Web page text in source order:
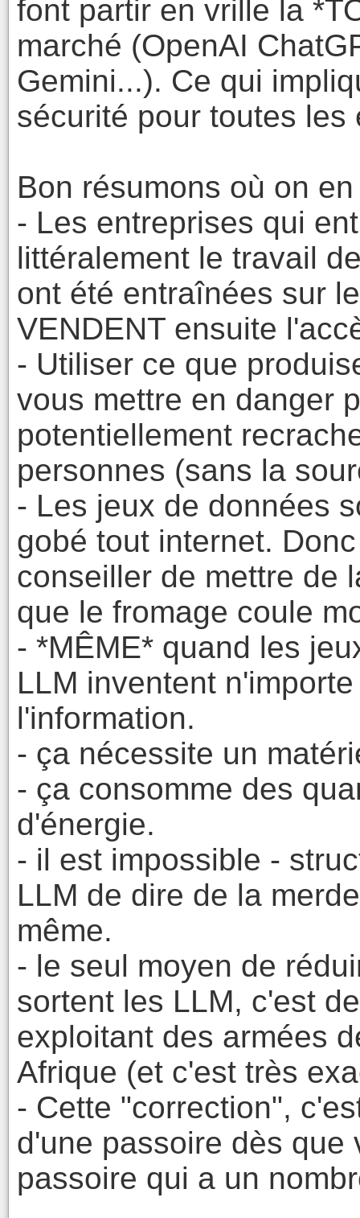
font partir en vrille la
marché (OpenAI
Gemini...). Ce qui
sécurité pour toutes
Bon résumons où on
- Les entreprises qui
littéralement le travail
ont été entraînées sur
VENDENT ensuite
- Utiliser ce que
vous mettre en danger
potentiellement
personnes (sans la
- Les jeux de données
gobé tout internet.
conseiller de mettre de
que le fromage coule
- *MÊME* quand les
LLM inventent
l'information.
- ça nécessite un
- ça consomme des
d'énergie.
- il est impossible -
LLM de dire de la
même.
- le seul moyen de
sortent les LLM, c'est
exploitant des armées
Afrique (et c'est très
- Cette "correction",
d'une passoire dès que
passoire qui a un